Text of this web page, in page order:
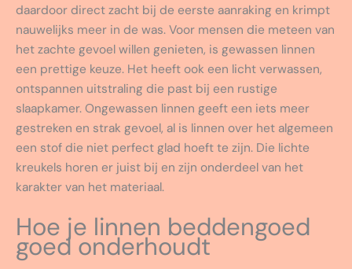
daardoor direct zacht bij de eerste aanraking en krimpt
nauwelijks meer in de was. Voor mensen die meteen van
het zachte gevoel willen genieten, is gewassen linnen
een prettige keuze. Het heeft ook een licht verwassen,
ontspannen uitstraling die past bij een rustige
slaapkamer. Ongewassen linnen geeft een iets meer
gestreken en strak gevoel, al is linnen over het algemeen
een stof die niet perfect glad hoeft te zijn. Die lichte
kreukels horen er juist bij en zijn onderdeel van het
karakter van het materiaal.
Hoe je linnen beddengoed
goed onderhoudt